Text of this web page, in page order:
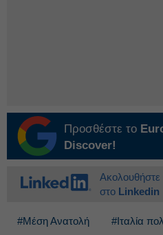
Προσθέστε το
Discover!
Ακολουθήστε
στο Linkedin
#Μέση Ανατολή #Ιταλία